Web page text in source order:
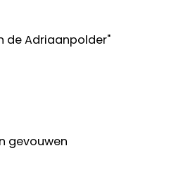
de Adriaanpolder"
gevouwen